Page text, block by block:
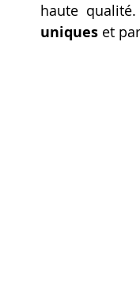
haute
uniques et